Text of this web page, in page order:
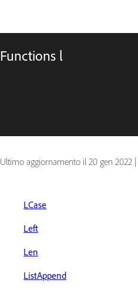
Functions l
Ultimo aggiornamento il 20 gen 2022 |
LCase
Left
Len
ListAppend